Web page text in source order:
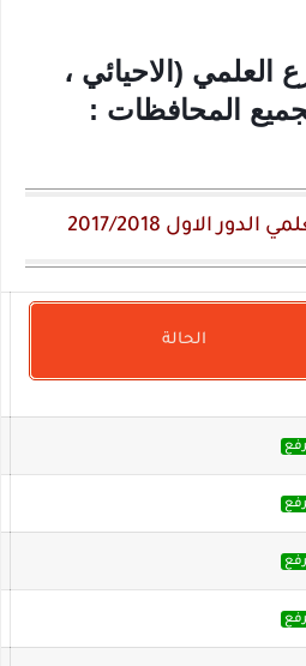
العلمي (الاحيائي ،
المحافظات :
الدور الاول 2017/2018
الحالة